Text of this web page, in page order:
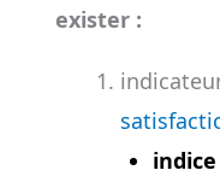
exister :